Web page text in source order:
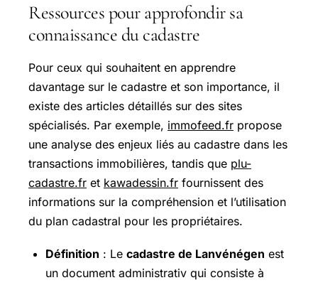
Ressources pour approfondir sa
connaissance du cadastre
Pour ceux qui souhaitent en apprendre
davantage sur le cadastre et son importance, il
existe des articles détaillés sur des sites
spécialisés. Par exemple, immofeed.fr propose
une analyse des enjeux liés au cadastre dans les
transactions immobilières, tandis que plu-
cadastre.fr et kawadessin.fr fournissent des
informations sur la compréhension et l’utilisation
du plan cadastral pour les propriétaires.
Définition : Le cadastre de Lanvénégen est
un document administrativ qui consiste à